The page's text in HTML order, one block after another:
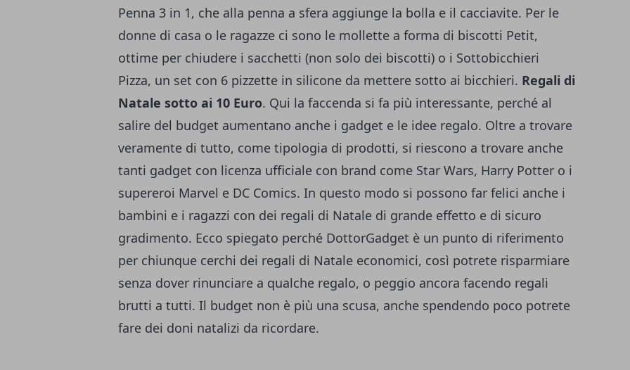
Penna 3 in 1, che alla penna a sfera aggiunge la bolla e il cacciavite. Per le
donne di casa o le ragazze ci sono le mollette a forma di biscotti Petit,
ottime per chiudere i sacchetti (non solo dei biscotti) o i Sottobicchieri
Pizza, un set con 6 pizzette in silicone da mettere sotto ai bicchieri. Regali di
Natale sotto ai 10 Euro. Qui la faccenda si fa più interessante, perché al
salire del budget aumentano anche i gadget e le idee regalo. Oltre a trovare
veramente di tutto, come tipologia di prodotti, si riescono a trovare anche
tanti gadget con licenza ufficiale con brand come Star Wars, Harry Potter o i
supereroi Marvel e DC Comics. In questo modo si possono far felici anche i
bambini e i ragazzi con dei regali di Natale di grande effetto e di sicuro
gradimento. Ecco spiegato perché DottorGadget è un punto di riferimento
per chiunque cerchi dei regali di Natale economici, così potrete risparmiare
senza dover rinunciare a qualche regalo, o peggio ancora facendo regali
brutti a tutti. Il budget non è più una scusa, anche spendendo poco potrete
fare dei doni natalizi da ricordare.